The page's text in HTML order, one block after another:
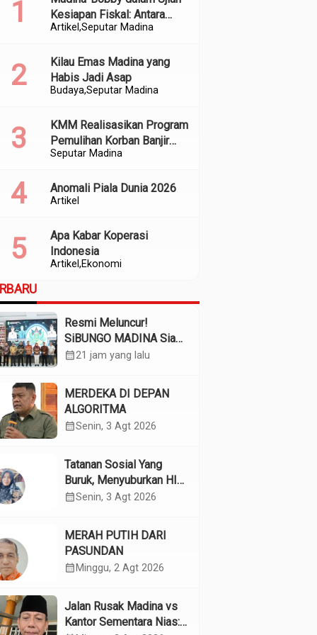
Artikel Seputar Madina
Kesiapan Fiskal: Antara
Kedekatan Politik dan
BudayaSeputar Madina
Kilau Emas Madina yang
Habis Jadi Asap
Seputar Madina
KMM Realisasikan Program
Pemulihan Korban Banjir
dan Longsor di Kabupaten
Artikel
Anomali Piala Dunia 2026
Artikel Ekonomi
Apa Kabar Koperasi
Indonesia
Resmi Meluncur!
SiBUNGO MADINA Siap
Optimalkan Pendapatan
calendar_month21 jam yang lalu
MERDEKA DI DEPAN
ALGORITMA
calendar_monthSenin, 3 Agt 2026
Tatanan Sosial Yang
Buruk, Menyuburkan HIV
Pada Remaja
calendar_monthSenin, 3 Agt 2026
MERAH PUTIH DARI
PASUNDAN
calendar_month Minggu, 2 Agt 2026
Jalan Rusak Madina vs
Kantor Sementara Nias: